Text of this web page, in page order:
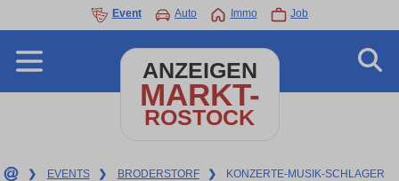
Event Auto Immo Job
ANZEIGEN
MARKT-
ROSTOCK
❯ EVENTS ❯ BRODERSTORF ❯ KONZERTE-MUSIK-SCHLAGER